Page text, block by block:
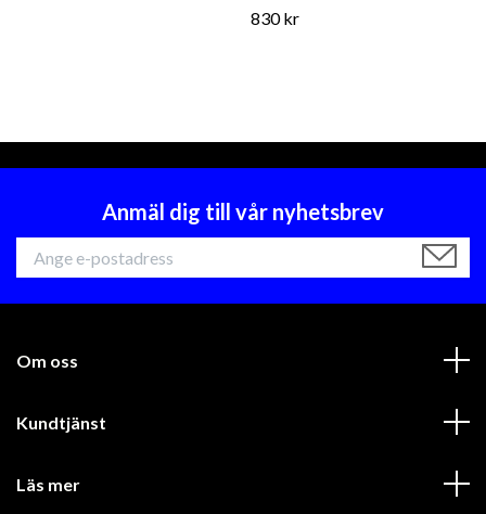
830 kr
Anmäl dig till vår nyhetsbrev
Om oss
Kundtjänst
Läs mer